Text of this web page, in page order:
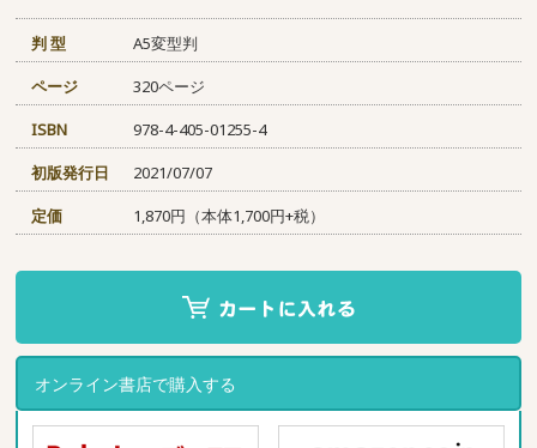
判 型
A5変型判
ページ
320ページ
ISBN
978-4-405-01255-4
初版発行日
2021/07/07
定価
1,870円（本体1,700円+税）
オンライン書店で購入する